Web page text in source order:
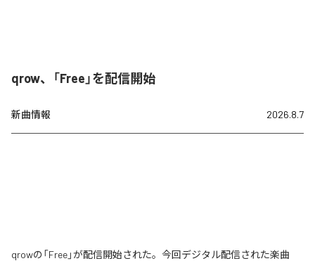
qrow、「Free」を配信開始
新曲情報 2026.8.7
qrowの「Free」が配信開始された。今回デジタル配信された楽曲